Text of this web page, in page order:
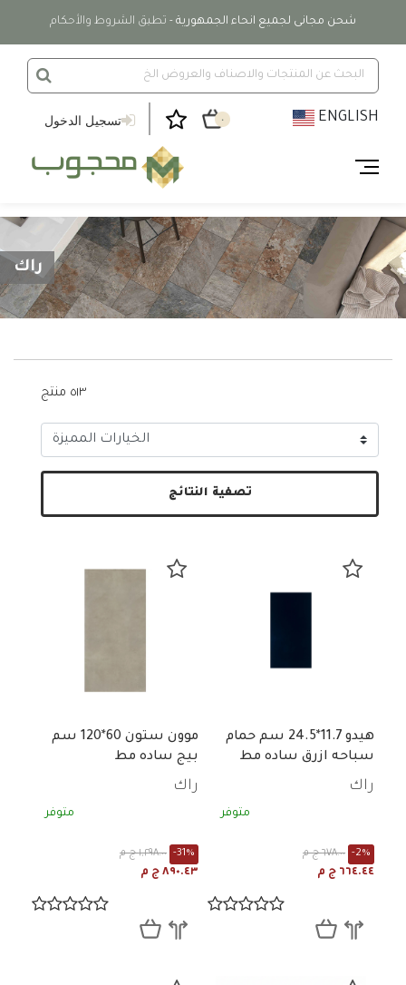
شحن مجانى لجميع انحاء الجمهورية - تطبق الشروط والأحكام
تسجيل الدخول ٠ ENGLISH
راك
٥١٣ منتج
تصفية النتائج
هيدو 11.7*24.5 سم حمام
سباحه ازرق ساده مط
A21SHYDO-NAY.G0X0U
راك
متوفر
٦٧٨.٠٠ ج م -2%
٦٦٤.٤٤ ج م
موون ستون 60*120 سم
بيج ساده مط
راك
متوفر
١,٢٩٨.٠٠ ج م -31%
٨٩٠.٤٣ ج م